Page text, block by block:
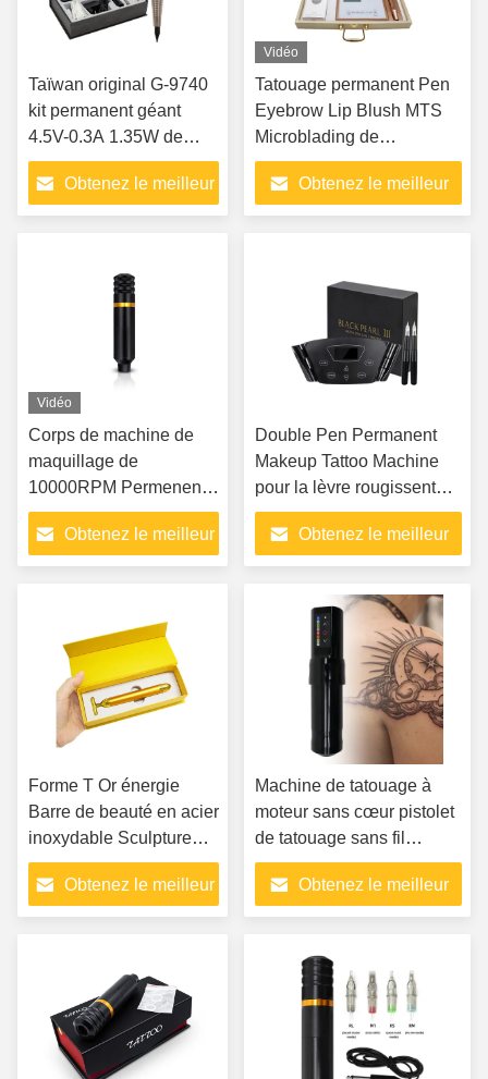
Taïwan original G-9740
kit permanent géant
4.5V-0.3A 1.35W de
machine de tatouage de
maquillage de Sun
Obtenez le meilleur
Vidéo
Tatouage permanent Pen
Eyebrow Lip Blush MTS
Microblading de
maquillage d'écran de
LED Obtenez le meilleur
Vidéo
Corps de machine de
maquillage de
10000RPM Permenent
Art Tattoo Pen
Aluminium Alloy
Obtenez le meilleur
Double Pen Permanent
Makeup Tattoo Machine
pour la lèvre rougissent
eye-liner de sourcil
Obtenez le meilleur
Forme T Or énergie
Barre de beauté en acier
inoxydable Sculpture
ferme et visage lisse
Obtenez le meilleur
Machine de tatouage à
moteur sans cœur pistolet
de tatouage sans fil
tatouage permanent
Obtenez le meilleur